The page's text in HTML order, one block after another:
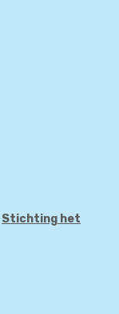
Stichting het